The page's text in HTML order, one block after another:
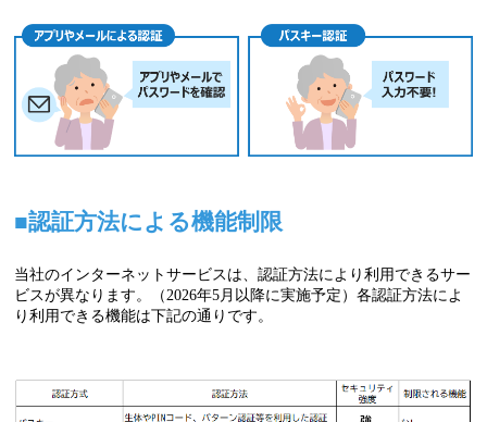
■認証方法による機能制限
当社のインターネットサービスは、認証方法により利用できるサー
ビスが異なります。（2026年5月以降に実施予定）各認証方法によ
り利用できる機能は下記の通りです。